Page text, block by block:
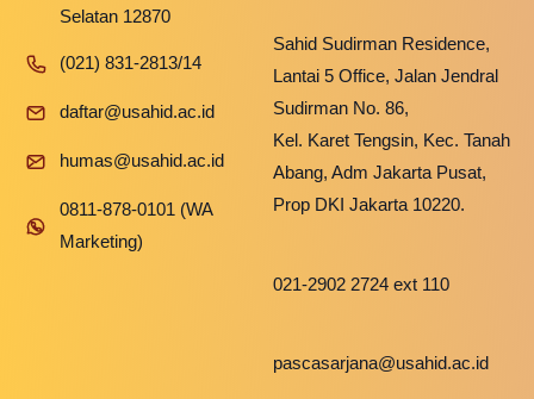
Selatan 12870
(021) 831-2813/14
daftar@usahid.ac.id
humas@usahid.ac.id
0811-878-0101 (WA
Marketing)
Sahid Sudirman Residence,
Lantai 5 Office, Jalan Jendral
Sudirman No. 86,
Kel. Karet Tengsin, Kec. Tanah
Abang, Adm Jakarta Pusat,
Prop DKI Jakarta 10220.
021-2902 2724 ext 110
pascasarjana@usahid.ac.id